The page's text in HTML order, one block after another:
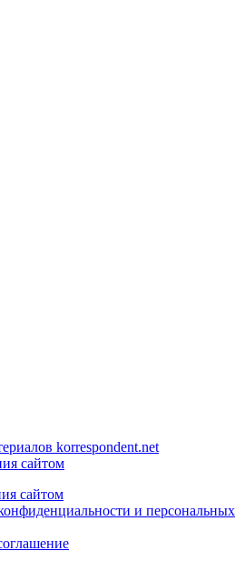
korrespondent.net
сайтом
сайтом
и персональных